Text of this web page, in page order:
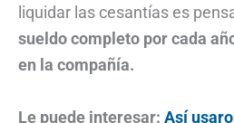
liquidar las cesantías es
sueldo completo por cada
en la compañía.
Le puede interesar: Así